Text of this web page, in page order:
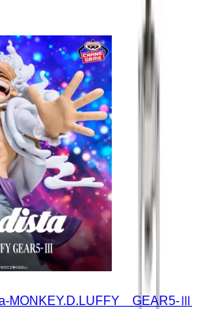
MONKEY.D.LUFFY GEAR5-Ⅲ